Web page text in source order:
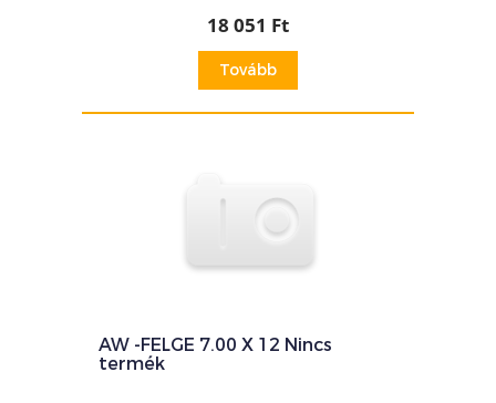
18 051 Ft
Tovább
AW -FELGE 7.00 X 12 Nincs
termék